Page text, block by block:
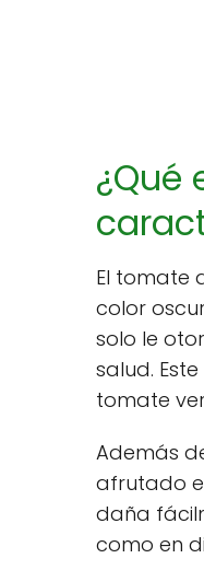
¿Qué
El tomate
color
solo le
salud.
tomate
Además
afrutado
daña
como en